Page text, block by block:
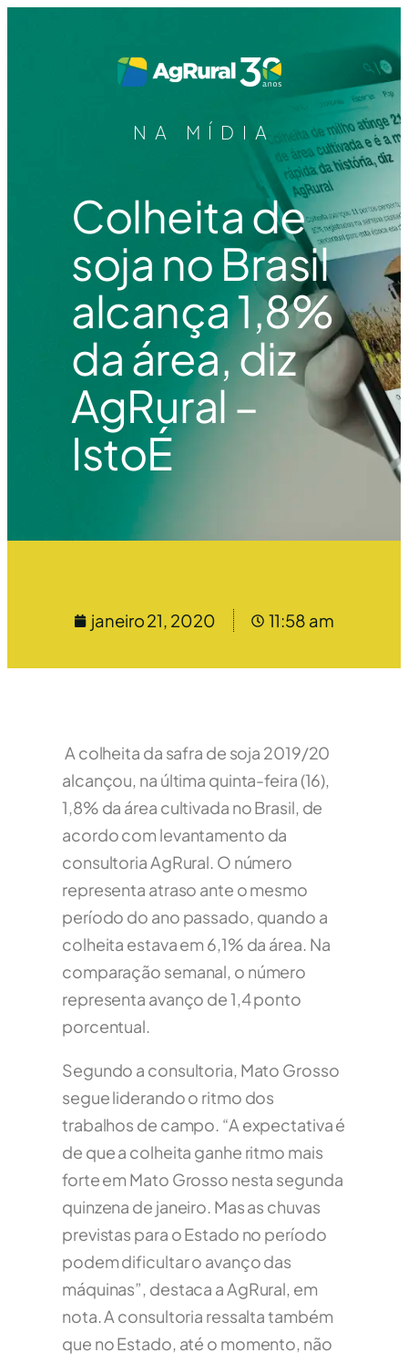
NA MÍDIA
Colheita de
soja no Brasil
alcança 1,8%
da área, diz
AgRural –
IstoÉ
janeiro 21, 2020 11:58 am
A colheita da safra de soja 2019/20
alcançou, na última quinta-feira (16),
1,8% da área cultivada no Brasil, de
acordo com levantamento da
consultoria AgRural. O número
representa atraso ante o mesmo
período do ano passado, quando a
colheita estava em 6,1% da área. Na
comparação semanal, o número
representa avanço de 1,4 ponto
porcentual.
Segundo a consultoria, Mato Grosso
segue liderando o ritmo dos
trabalhos de campo. “A expectativa é
de que a colheita ganhe ritmo mais
forte em Mato Grosso nesta segunda
quinzena de janeiro. Mas as chuvas
previstas para o Estado no período
podem dificultar o avanço das
máquinas”, destaca a AgRural, em
nota. A consultoria ressalta também
que no Estado, até o momento, não